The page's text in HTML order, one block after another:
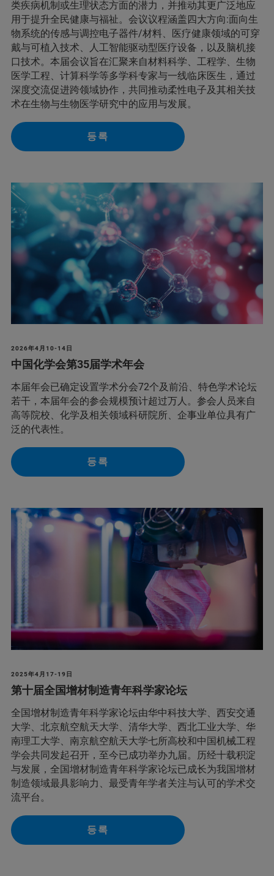
类疾病机制或生理状态方面的潜力，并推动其更广泛地应
用于提升全民健康与福祉。会议议程涵盖四大方向:面向生
物系统的传感与调控电子器件/材料、医疗健康领域的可穿
戴与可植入技术、人工智能驱动型医疗设备，以及脑机接
口技术。本届会议旨在汇聚来自材料科学、工程学、生物
医学工程、计算科学等多学科专家与一线临床医生，通过
深度交流促进跨领域协作，共同推动柔性电子及其相关技
术在生物与生物医学研究中的应用与发展。
등록
2026年4月10-14日
中国化学会第35届学术年会
本届年会已确定设置学术分会72个及前沿、特色学术论坛
若干，本届年会的参会规模预计超过万人。参会人员来自
高等院校、化学及相关领域科研院所、企事业单位具有广
泛的代表性。
등록
2025年4月17-19日
第十届全国增材制造青年科学家论坛
全国增材制造青年科学家论坛由华中科技大学、西安交通
大学、北京航空航天大学、清华大学、西北工业大学、华
南理工大学、南京航空航天大学七所高校和中国机械工程
学会共同发起召开，至今已成功举办九届。历经十载积淀
与发展，全国增材制造青年科学家论坛已成长为我国增材
制造领域最具影响力、最受青年学者关注与认可的学术交
流平台。
등록